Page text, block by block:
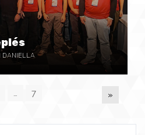
DANIELLA
… 7 »